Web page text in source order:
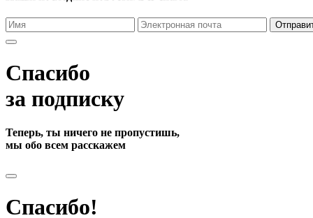
Спасибо
за подписку
Теперь, ты ничего не пропустишь,
мы обо всем расскажем
Спасибо!